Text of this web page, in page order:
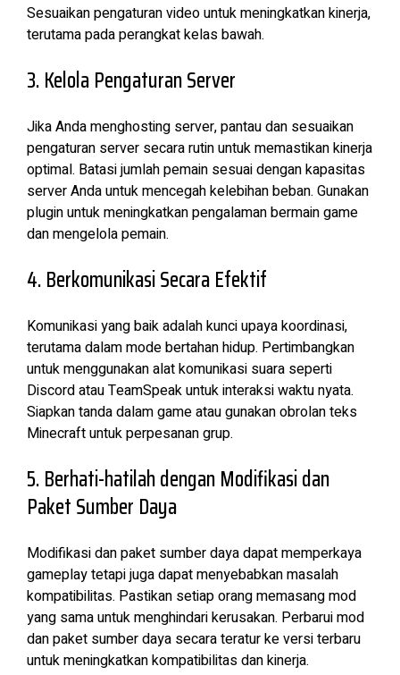
Sesuaikan pengaturan video untuk meningkatkan kinerja,
terutama pada perangkat kelas bawah.
3. Kelola Pengaturan Server
Jika Anda menghosting server, pantau dan sesuaikan
pengaturan server secara rutin untuk memastikan kinerja
optimal. Batasi jumlah pemain sesuai dengan kapasitas
server Anda untuk mencegah kelebihan beban. Gunakan
plugin untuk meningkatkan pengalaman bermain game
dan mengelola pemain.
4. Berkomunikasi Secara Efektif
Komunikasi yang baik adalah kunci upaya koordinasi,
terutama dalam mode bertahan hidup. Pertimbangkan
untuk menggunakan alat komunikasi suara seperti
Discord atau TeamSpeak untuk interaksi waktu nyata.
Siapkan tanda dalam game atau gunakan obrolan teks
Minecraft untuk perpesanan grup.
5. Berhati-hatilah dengan Modifikasi dan
Paket Sumber Daya
Modifikasi dan paket sumber daya dapat memperkaya
gameplay tetapi juga dapat menyebabkan masalah
kompatibilitas. Pastikan setiap orang memasang mod
yang sama untuk menghindari kerusakan. Perbarui mod
dan paket sumber daya secara teratur ke versi terbaru
untuk meningkatkan kompatibilitas dan kinerja.